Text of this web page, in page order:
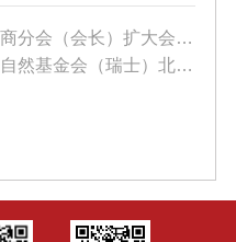
上一篇:中国肉类协会进出口商分会（会长）扩大会议暨工作会议顺利召开
下一篇:中国肉类协会及世界自然基金会（瑞士）北京代表处一行走访上海久利食品集团